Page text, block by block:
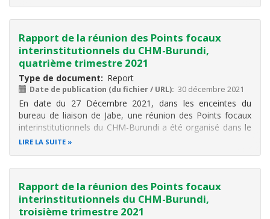
Rapport de la réunion des Points focaux
interinstitutionnels du CHM-Burundi,
quatrième trimestre 2021
Type de document Report
Date de publication (du fichier / URL) 30 décembre 2021
En date du 27 Décembre 2021, dans les enceintes du
bureau de liaison de Jabe, une réunion des Points focaux
interinstitutionnels du CHM-Burundi a été organisé dans le
cadre du Projet « CHM-OBPE» du Programme de
LIRE LA SUITE
Rapport de la réunion des Points focaux
interinstitutionnels du CHM-Burundi,
troisième trimestre 2021